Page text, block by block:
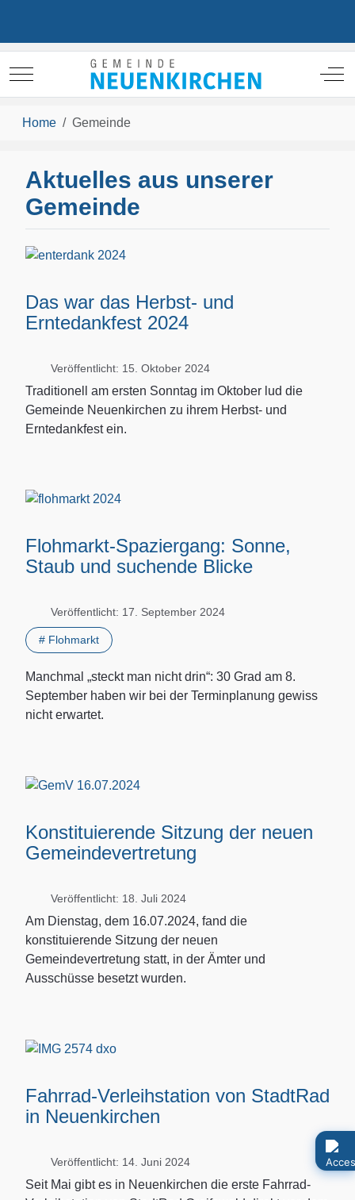
Mobile Menu Toggle Off-
Home Gemeinde
Aktuelles aus unserer
Gemeinde
Das war das Herbst- und
Erntedankfest 2024
Veröffentlicht: 15. Oktober 2024
Traditionell am ersten Sonntag im Oktober lud die
Gemeinde Neuenkirchen zu ihrem Herbst- und
Erntedankfest ein.
Flohmarkt-Spaziergang: Sonne,
Staub und suchende Blicke
Veröffentlicht: 17. September 2024
# Flohmarkt
Manchmal „steckt man nicht drin“: 30 Grad am 8.
September haben wir bei der Terminplanung gewiss
nicht erwartet.
Konstituierende Sitzung der neuen
Gemeindevertretung
Veröffentlicht: 18. Juli 2024
Am Dienstag, dem 16.07.2024, fand die
konstituierende Sitzung der neuen
Gemeindevertretung statt, in der Ämter und
Ausschüsse besetzt wurden.
Fahrrad-Verleihstation von StadtRad
in Neuenkirchen
Veröffentlicht: 14. Juni 2024
Seit Mai gibt es in Neuenkirchen die erste Fahrrad-